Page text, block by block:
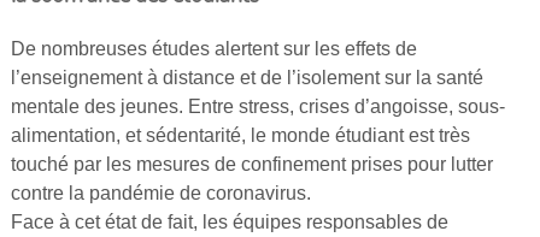
IMT
Colloques
Vidéos
S’inscrire
De nombreuses études alertent sur les effets de
l’enseignement à distance et de l’isolement sur la santé
mentale des jeunes. Entre stress, crises d’angoisse, sous-
alimentation, et sédentarité, le monde étudiant est très
touché par les mesures de confinement prises pour lutter
contre la pandémie de coronavirus.
Face à cet état de fait, les équipes responsables de